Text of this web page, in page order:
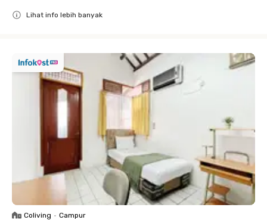
Lihat info lebih banyak
Coliving • Campur